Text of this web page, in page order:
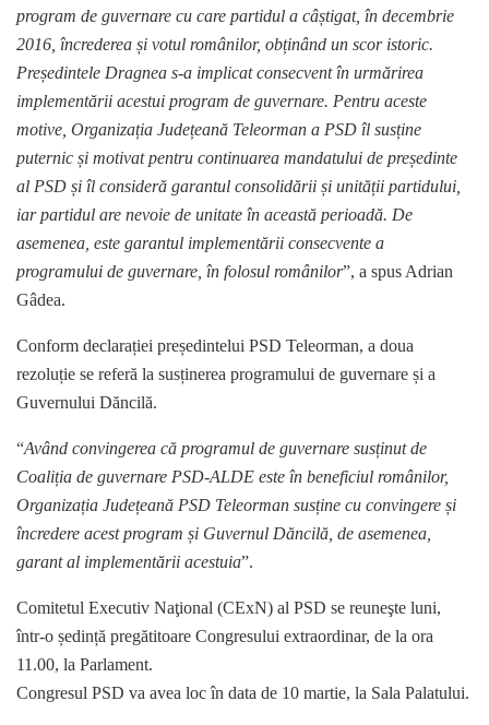
program de guvernare cu care partidul a câștigat, în decembrie
2016, încrederea și votul românilor, obținând un scor istoric.
Președintele Dragnea s-a implicat consecvent în urmărirea
implementării acestui program de guvernare. Pentru aceste
motive, Organizația Județeană Teleorman a PSD îl susține
puternic și motivat pentru continuarea mandatului de președinte
al PSD și îl consideră garantul consolidării și unității partidului,
iar partidul are nevoie de unitate în această perioadă. De
asemenea, este garantul implementării consecvente a
programului de guvernare, în folosul românilor”, a spus Adrian
Gâdea.
Conform declarației președintelui PSD Teleorman, a doua
rezoluție se referă la susținerea programului de guvernare și a
Guvernului Dăncilă.
“Având convingerea că programul de guvernare susținut de
Coaliția de guvernare PSD-ALDE este în beneficiul românilor,
Organizația Județeană PSD Teleorman susține cu convingere și
încredere acest program și Guvernul Dăncilă, de asemenea,
garant al implementării acestuia”.
Comitetul Executiv Naţional (CExN) al PSD se reuneşte luni,
într-o ședință pregătitoare Congresului extraordinar, de la ora
11.00, la Parlament.
Congresul PSD va avea loc în data de 10 martie, la Sala Palatului.